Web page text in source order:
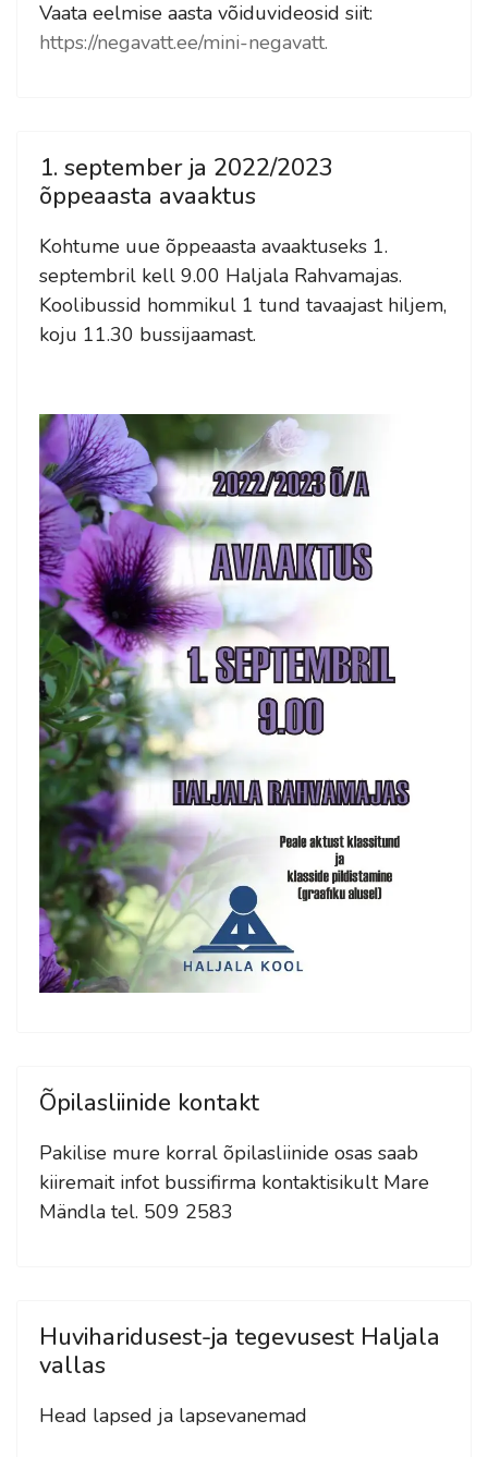
Vaata eelmise aasta võiduvideosid siit:
https://negavatt.ee/mini-negavatt.
1. september ja 2022/2023
õppeaasta avaaktus
Kohtume uue õppeaasta avaaktuseks 1.
septembril kell 9.00 Haljala Rahvamajas.
Koolibussid hommikul 1 tund tavaajast hiljem,
koju 11.30 bussijaamast.
Õpilasliinide kontakt
Pakilise mure korral õpilasliinide osas saab
kiiremait infot bussifirma kontaktisikult Mare
Mändla tel. 509 2583
Huviharidusest-ja tegevusest Haljala
vallas
Head lapsed ja lapsevanemad